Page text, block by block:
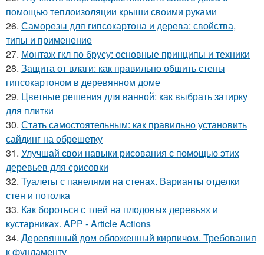
помощью теплоизоляции крыши своими руками
26. Саморезы для гипсокартона и дерева: свойства,
типы и применение
27. Монтаж гкл по брусу: основные принципы и техники
28. Защита от влаги: как правильно обшить стены
гипсокартоном в деревянном доме
29. Цветные решения для ванной: как выбрать затирку
для плитки
30. Стать самостоятельным: как правильно установить
сайдинг на обрешетку
31. Улучшай свои навыки рисования с помощью этих
деревьев для срисовки
32. Туалеты с панелями на стенах. Варианты отделки
стен и потолка
33. Как бороться с тлей на плодовых деревьях и
кустарниках. APP - Article Actions
34. Деревянный дом обложенный кирпичом. Требования
к фундаменту